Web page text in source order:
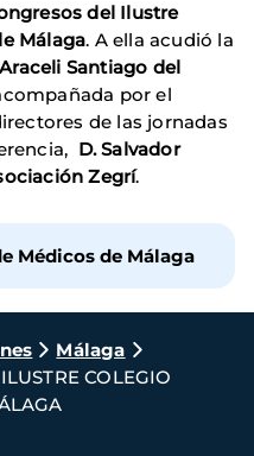
del Ilustre
Málaga. A ella acudió la
Araceli Santiago del
por el
de las jornadas
D. Salvador
Zegrí.
Médicos de Málaga
Málaga
COLEGIO